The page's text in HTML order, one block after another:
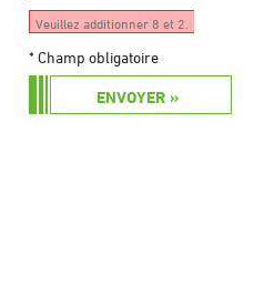
Veuillez additionner 8 et 2.
* Champ obligatoire
ENVOYER »